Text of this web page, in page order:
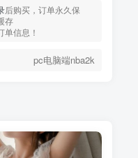
后购买，订单永久保
存
信息！
pc电脑端nba2k